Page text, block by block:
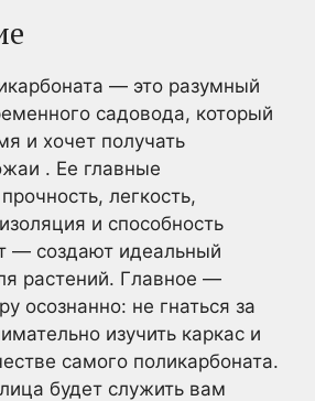
— это разумный
садовода, который
и хочет получать
. Ее главные
легкость,
и способность
— создают идеальный
растений. Главное —
осознанно: не гнаться за
изучить каркас и
самого поликарбоната.
будет служить вам